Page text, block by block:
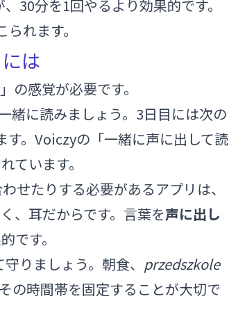
30分を1回やるより効果的です。
れます。
は
感覚が必要です。
緒に読みましょう。3日目には次の
。Voiczyの「一緒に声に出して読
ています。
せたりする必要があるアプリは、
、耳だからです。言葉を声に出し
です。
りましょう。朝食、 przedszkole
の時間帯を固定することが大切で